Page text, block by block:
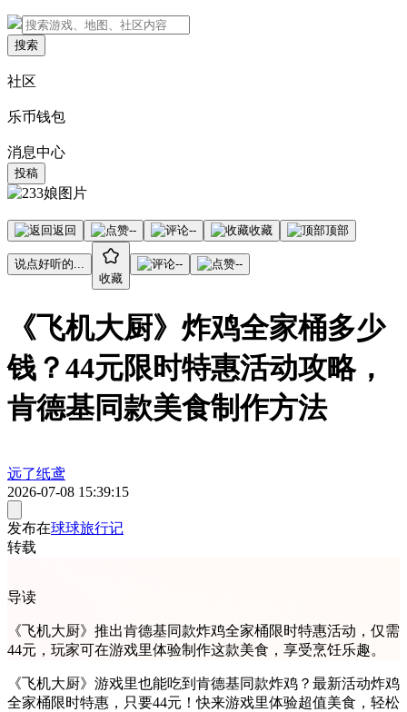
搜索
社区
乐币钱包
消息中心
投稿
返回 -- -- 收藏 顶部
说点好听的...
收藏
-- --
《飞机大厨》炸鸡全家桶多少
钱？44元限时特惠活动攻略，
肯德基同款美食制作方法
远了纸鸢
2026-07-08 15:39:15
发布在球球旅行记
转载
导读
《飞机大厨》推出肯德基同款炸鸡全家桶限时特惠活动，仅需
44元，玩家可在游戏里体验制作这款美食，享受烹饪乐趣。
《飞机大厨》游戏里也能吃到肯德基同款炸鸡？最新活动炸鸡
全家桶限时特惠，只要44元！快来游戏里体验超值美食，轻松